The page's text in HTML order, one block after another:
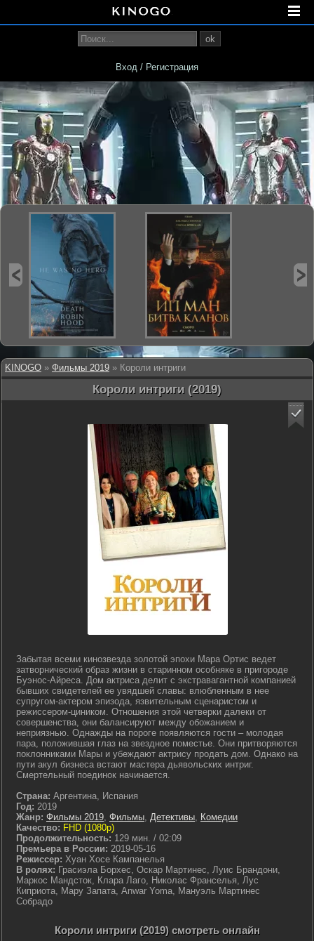
KINOGO » Фильмы 2019 » Короли интриги
Короли интриги (2019)
Забытая всеми кинозвезда золотой эпохи Мара Ортис ведет
затворнический образ жизни в старинном особняке в пригороде
Буэнос-Айреса. Дом актриса делит с экстравагантной компанией
бывших свидетелей ее увядшей славы: влюбленным в нее
супругом-актером эпизода, язвительным сценаристом и
режиссером-циником. Отношения этой четверки далеки от
совершенства, они балансируют между обожанием и
неприязнью. Однажды на пороге появляются гости – молодая
пара, положившая глаз на звездное поместье. Они притворяются
поклонниками Мары и убеждают актрису продать дом. Однако на
пути акул бизнеса встают мастера дьявольских интриг.
Смертельный поединок начинается.
Страна: Аргентина, Испания
Год: 2019
Жанр: Фильмы 2019, Фильмы, Детективы, Комедии
Качество: FHD (1080p)
Продолжительность: 129 мин. / 02:09
Премьера в России: 2019-05-16
Режиссер: Хуан Хосе Кампанелья
В ролях: Грасиэла Борхес, Оскар Мартинес, Луис Брандони,
Маркос Мандсток, Клара Лаго, Николас Франселья, Лус
Киприота, Мару Запата, Anwar Yoma, Мануэль Мартинес
Собрадо
Короли интриги (2019) смотреть онлайн
ok
Вход / Регистрация